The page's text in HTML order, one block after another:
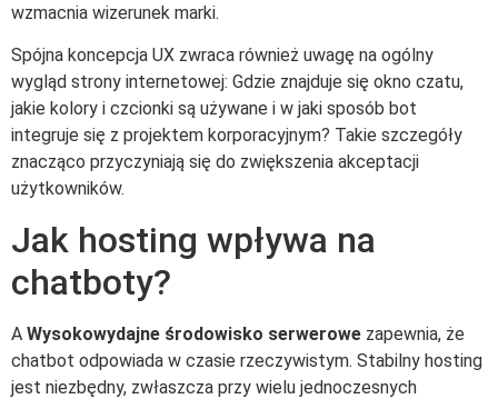
wzmacnia wizerunek marki.
Spójna koncepcja UX zwraca również uwagę na ogólny
wygląd strony internetowej: Gdzie znajduje się okno czatu,
jakie kolory i czcionki są używane i w jaki sposób bot
integruje się z projektem korporacyjnym? Takie szczegóły
znacząco przyczyniają się do zwiększenia akceptacji
użytkowników.
Jak hosting wpływa na
chatboty?
A Wysokowydajne środowisko serwerowe zapewnia, że
chatbot odpowiada w czasie rzeczywistym. Stabilny hosting
jest niezbędny, zwłaszcza przy wielu jednoczesnych